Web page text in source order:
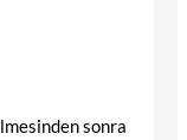
sonra